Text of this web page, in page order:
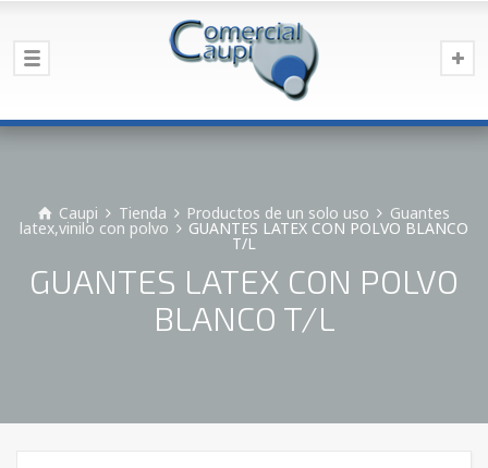
Caupi Tienda Productos de un solo uso Guantes
latex,vinilo con polvo GUANTES LATEX CON POLVO BLANCO
T/L
GUANTES LATEX CON POLVO
BLANCO T/L